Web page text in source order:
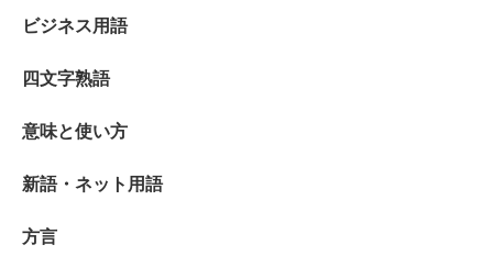
ビジネス用語
四文字熟語
意味と使い方
新語・ネット用語
方言